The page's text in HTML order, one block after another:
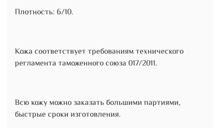
Плотность: 6/10.
Кожа соответствует требованиям технического
регламента таможенного союза 017/2011.
Всю кожу можно заказать большими партиями,
быстрые сроки изготовления.